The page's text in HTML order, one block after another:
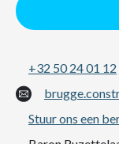
+32 50 24 01 12
Stuur ons een